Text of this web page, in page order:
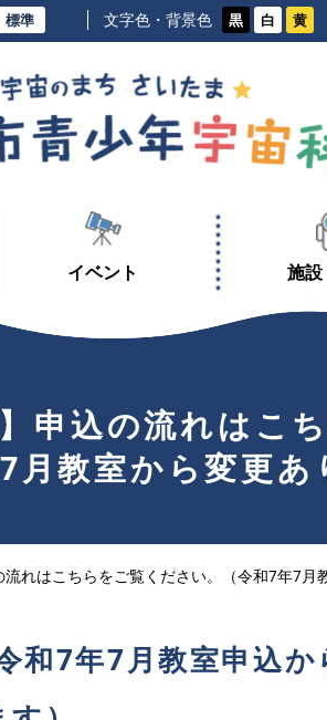
標準 文字色・背景色 黒 白 黄
メニュー
イベント 施
申込の流れはこ
月教室から変更あ
れはこちらをご覧ください。（令和7年7月
和7年7月教室申込か